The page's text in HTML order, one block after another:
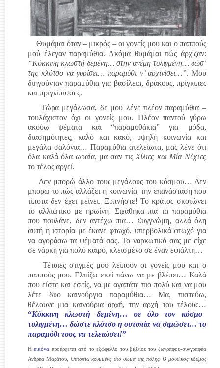
Θυμάμαι όταν – μικρός – οι γονείς μου και ο παππούς
μού έλεγαν παραμύθια. Ακόμα θυμάμαι πώς άρχιζαν:
“Κόκκινη κλωστή δεμένη… στην ανέμη τυλιγμένη… δώσ’
της κλότσο να γυρίσει… παραμύθι ν’ αρχινίσει…”. Μου
διηγούνταν παραμύθια για βασίλεια, δράκους, πρίγκιπες
και πριγκίπισσες.
Τώρα μεγάλωσα, δε μου λένε πλέον παραμύθια –
τουλάχιστον όχι οι γονείς μου. Πλέον παντού γύρω
ακούω ψέματα και “παραμυθάκια” για μόδα,
διασημότητες, καλό και κακό, υψηλή κοινωνία και
μεγάλα σαλόνια… Παραμύθια ατελείωτα, μας λένε ότι
όλα καλά όλα ωραία, μα σαν τις Χίλιες και Μία Νύχτες
το τέλος αργεί.
Δεν μπορώ άλλο τους μεγάλους του κόσμου… Δεν
μπορώ το πώς αλλάζει η κοινωνία, την επανάσταση που
τίποτα δεν έχει μείνει. Ξυπνήστε! Το κράτος σκοτώνει
το αλλιώτικο με ηρωίνη! Σιχάθηκα πια τα παραμύθια
που πουλάνε, δεν αντέχω πια… Συγγνώμη, αλλά όλη
αυτή η ιστορία με έκανε φτωχό, υπερβολικά φτωχό για
να αγοράσω τα ψέματά σας. Το ναρκωτικό σας με είχε
σε νάρκη για πολύ καιρό, κλεισμένο σε έναν εφιάλτη…
Τέτοιες στιγμές μου λείπουν οι γονείς μου και ο
παππούς μου. Ελπίζω εκεί πάνω να με βλέπει… Καλά
που είστε και εσείς, να με αγαπάτε πιο πολύ και να μου
λέτε δυο καινούργια παραμύθια… Μα, πιστεύω,
θέλουνε μια καινούρια αρχή, την αρχή του τέλους…
“Κόκκινη κλωστή δεμένη… σε όλο τον κόσμο
τυλιγμένη… δώστε κλότσο η ουτοπία να σιμώσει… το
παραμύθι τους να τελειώσει!”
Ηεικόνα προέρχεται από το εξώφυλλο του βιβλίου του ζωγράφου-συγγραφέα
Ανδρέα Μαράτου, Ουτοπία κρυμμένη στο σώμα της πόλης. Ο μουσικός κόσμος